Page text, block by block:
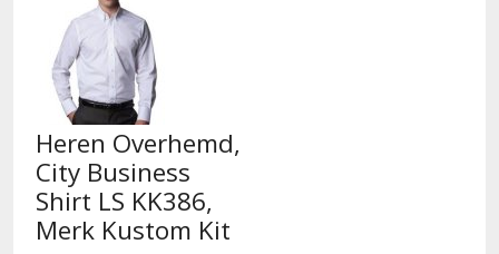
Heren Overhemd,
City Business
Shirt LS KK386,
Merk Kustom Kit